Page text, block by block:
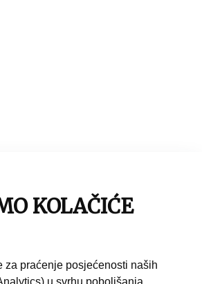
KOLAČIĆE
za praćenje posjećenosti naših
u svrhu poboljšanja